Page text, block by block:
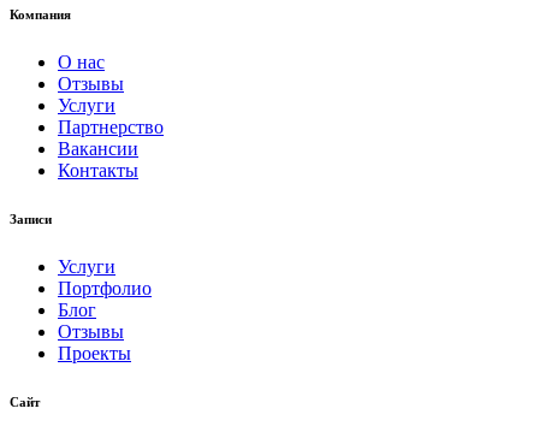
Компания
О нас
Отзывы
Услуги
Партнерство
Вакансии
Контакты
Записи
Услуги
Портфолио
Блог
Отзывы
Проекты
Сайт